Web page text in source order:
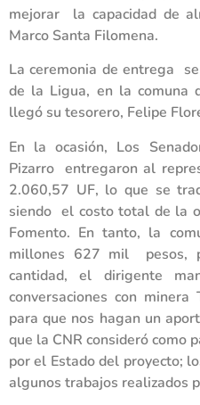
mejorar la capacidad de
Marco Santa Filomena.
La ceremonia de entrega
de la Ligua, en la comuna
llegó su tesorero, Felipe
En la ocasión, Los
Pizarro entregaron al
2.060,57 UF, lo que se
siendo el costo total de la
Fomento. En tanto, la
millones 627 mil pesos,
cantidad, el dirigente
conversaciones con minera
para que nos hagan un
que la CNR consideró como
por el Estado del proyecto;
algunos trabajos realizados